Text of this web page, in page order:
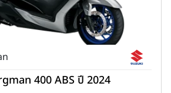
400 ABS ปี 2024